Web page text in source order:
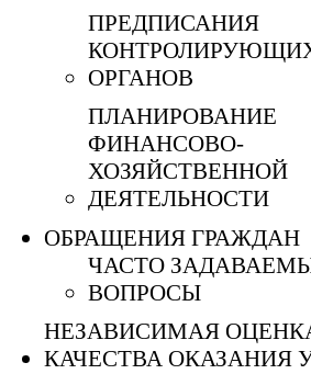
ПРЕДПИСАНИЯ
ОРГАНОВ
ПЛАНИРОВАНИЕ
ФИНАНСОВО-
ХОЗЯЙСТВЕННОЙ
ДЕЯТЕЛЬНОСТИ
ОБРАЩЕНИЯ ГРАЖДАН
ЧАСТО
ВОПРОСЫ
НЕЗАВИСИМАЯ
КАЧЕСТВА ОКАЗАНИЯ